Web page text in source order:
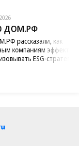
ДОМ.РФ
рассказали, как
компаниям
ESG-стратегию